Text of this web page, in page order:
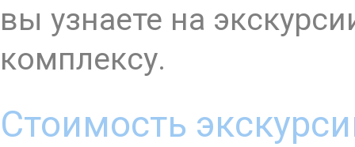
вы узнаете на
комплексу.
Стоимость